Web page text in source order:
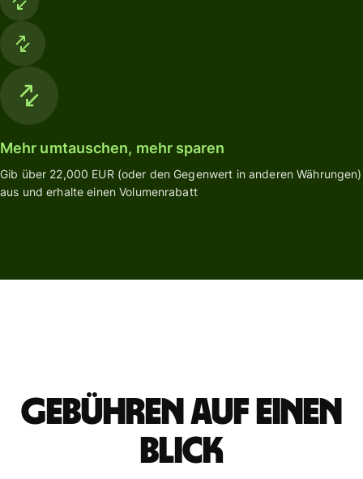
Mehr umtauschen, mehr sparen
Gib über 22,000 EUR (oder den Gegenwert in anderen Währungen)
aus und erhalte einen Volumenrabatt
Gebühren auf einen
Blick